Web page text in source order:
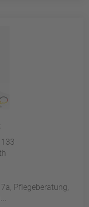
Pflegeberatung,